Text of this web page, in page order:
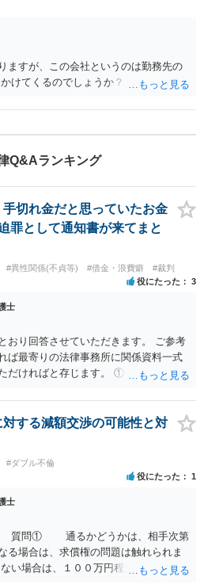
ますが、この会社というのは勤務先の
けてくるのでしょうか？
Q&Aランキング
切れ金だと思っていたお金
罪として通知書が来てまと
#異性関係(不貞等) #借金・浪費癖 #裁判
役にたった 3
士
おり回答させていただきます。 ご参考
ば最寄りの法律事務所に関係資料一式
だければと存じます。 ① このLINEの
を含む１００万円の貸付に至るまでの
容等を踏まえて、関係を清算するため
能性はあると考えます。 ② 「今後一
前後のやり取りや誓約書の具体的内容
できませんが、一定の証拠価値はある
も、後から100万円を貸付扱いに変更
おそらく１００万円は不当利得（受け
を取得した）として返還請求されてい
金返還ではないかと存じます。 ④ 私
なくリボ払い借金が既に約100万あり。
厳しい為、一括で220万円を支払う事は
する減額交渉の可能性と対
#ダブル不倫
役にたった 1
士
質問① 通るかどうかは、相手次第
る場合は、求償権の問題は触れられま
場合は、１００万円程度となる可能